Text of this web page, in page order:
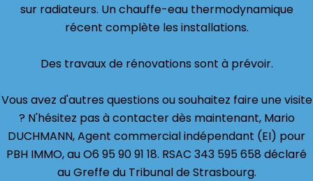
sur radiateurs. Un chauffe-eau thermodynamique
récent complète les installations.
Des travaux de rénovations sont à prévoir.
Vous avez d'autres questions ou souhaitez faire une visite
? N'hésitez pas à contacter dès maintenant, Mario
DUCHMANN, Agent commercial indépendant (EI) pour
PBH IMMO, au O6 95 90 91 18. RSAC 343 595 658 déclaré
au Greffe du Tribunal de Strasbourg.